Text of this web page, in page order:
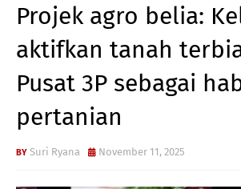
Projek agro belia:
aktifkan tanah
Pusat 3P sebagai
pertanian
Suri Ryana November 11, 2025